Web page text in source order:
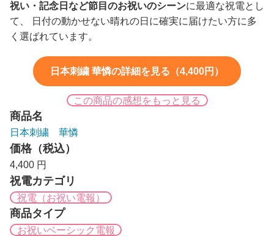
祝い・記念日など節目のお祝いのシーンに最適な祝電とし
て、 日付の動かせない晴れの日に確実に届けたい方に多
く選ばれています。
日本刺繍 華憐の詳細を見る（4,400円）
この商品の感想をもっと見る
商品名
日本刺繍 華憐
価格（税込）
4,400 円
祝電カテゴリ
祝電（お祝い電報）
商品タイプ
お祝いベーシック電報